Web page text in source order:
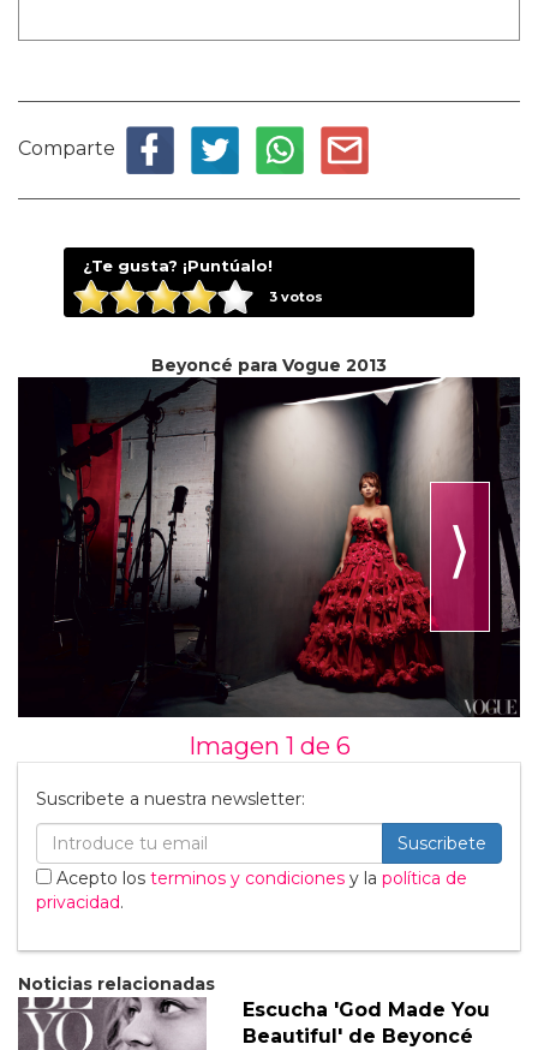
Comparte
¿Te gusta? ¡Puntúalo!
3votos
Beyoncé para Vogue 2013
⟩
Imagen 1 de 6
Suscribete a nuestra newsletter:
Suscribete
Acepto los terminos y condiciones y la política de
privacidad.
Noticias relacionadas
Escucha 'God Made You
Beautiful' de Beyoncé